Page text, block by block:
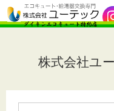
株式会社ユ